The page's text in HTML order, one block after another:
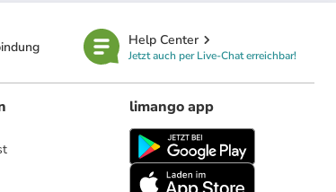
Help Center
Jetzt auch per Live-Chat erreichbar!
limango app